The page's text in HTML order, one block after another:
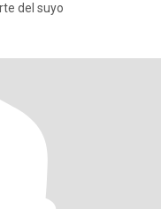
del suyo